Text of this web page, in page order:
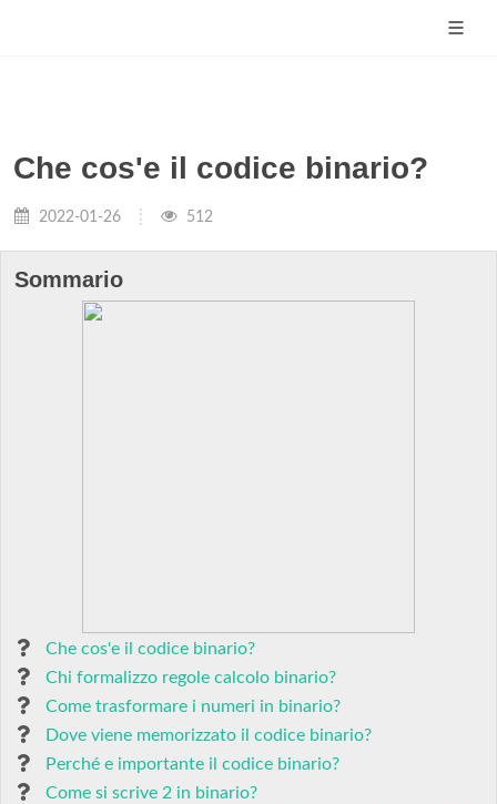
Che cos'e il codice binario?
2022-01-26 512
Sommario
Che cos'e il codice binario?
Chi formalizzo regole calcolo binario?
Come trasformare i numeri in binario?
Dove viene memorizzato il codice binario?
Perché e importante il codice binario?
Come si scrive 2 in binario?